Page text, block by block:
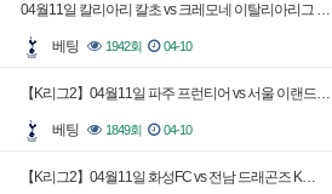
04월11일 칼리아리 칼초 vs 크레모네 이탈리아리그 …
베팅 1942회 04-10
【K리그2】04월11일 파주 프런티어 vs 서울 이랜드…
베팅 1849회 04-10
【K리그2】04월11일 화성FC vs 전남 드래곤즈 K…